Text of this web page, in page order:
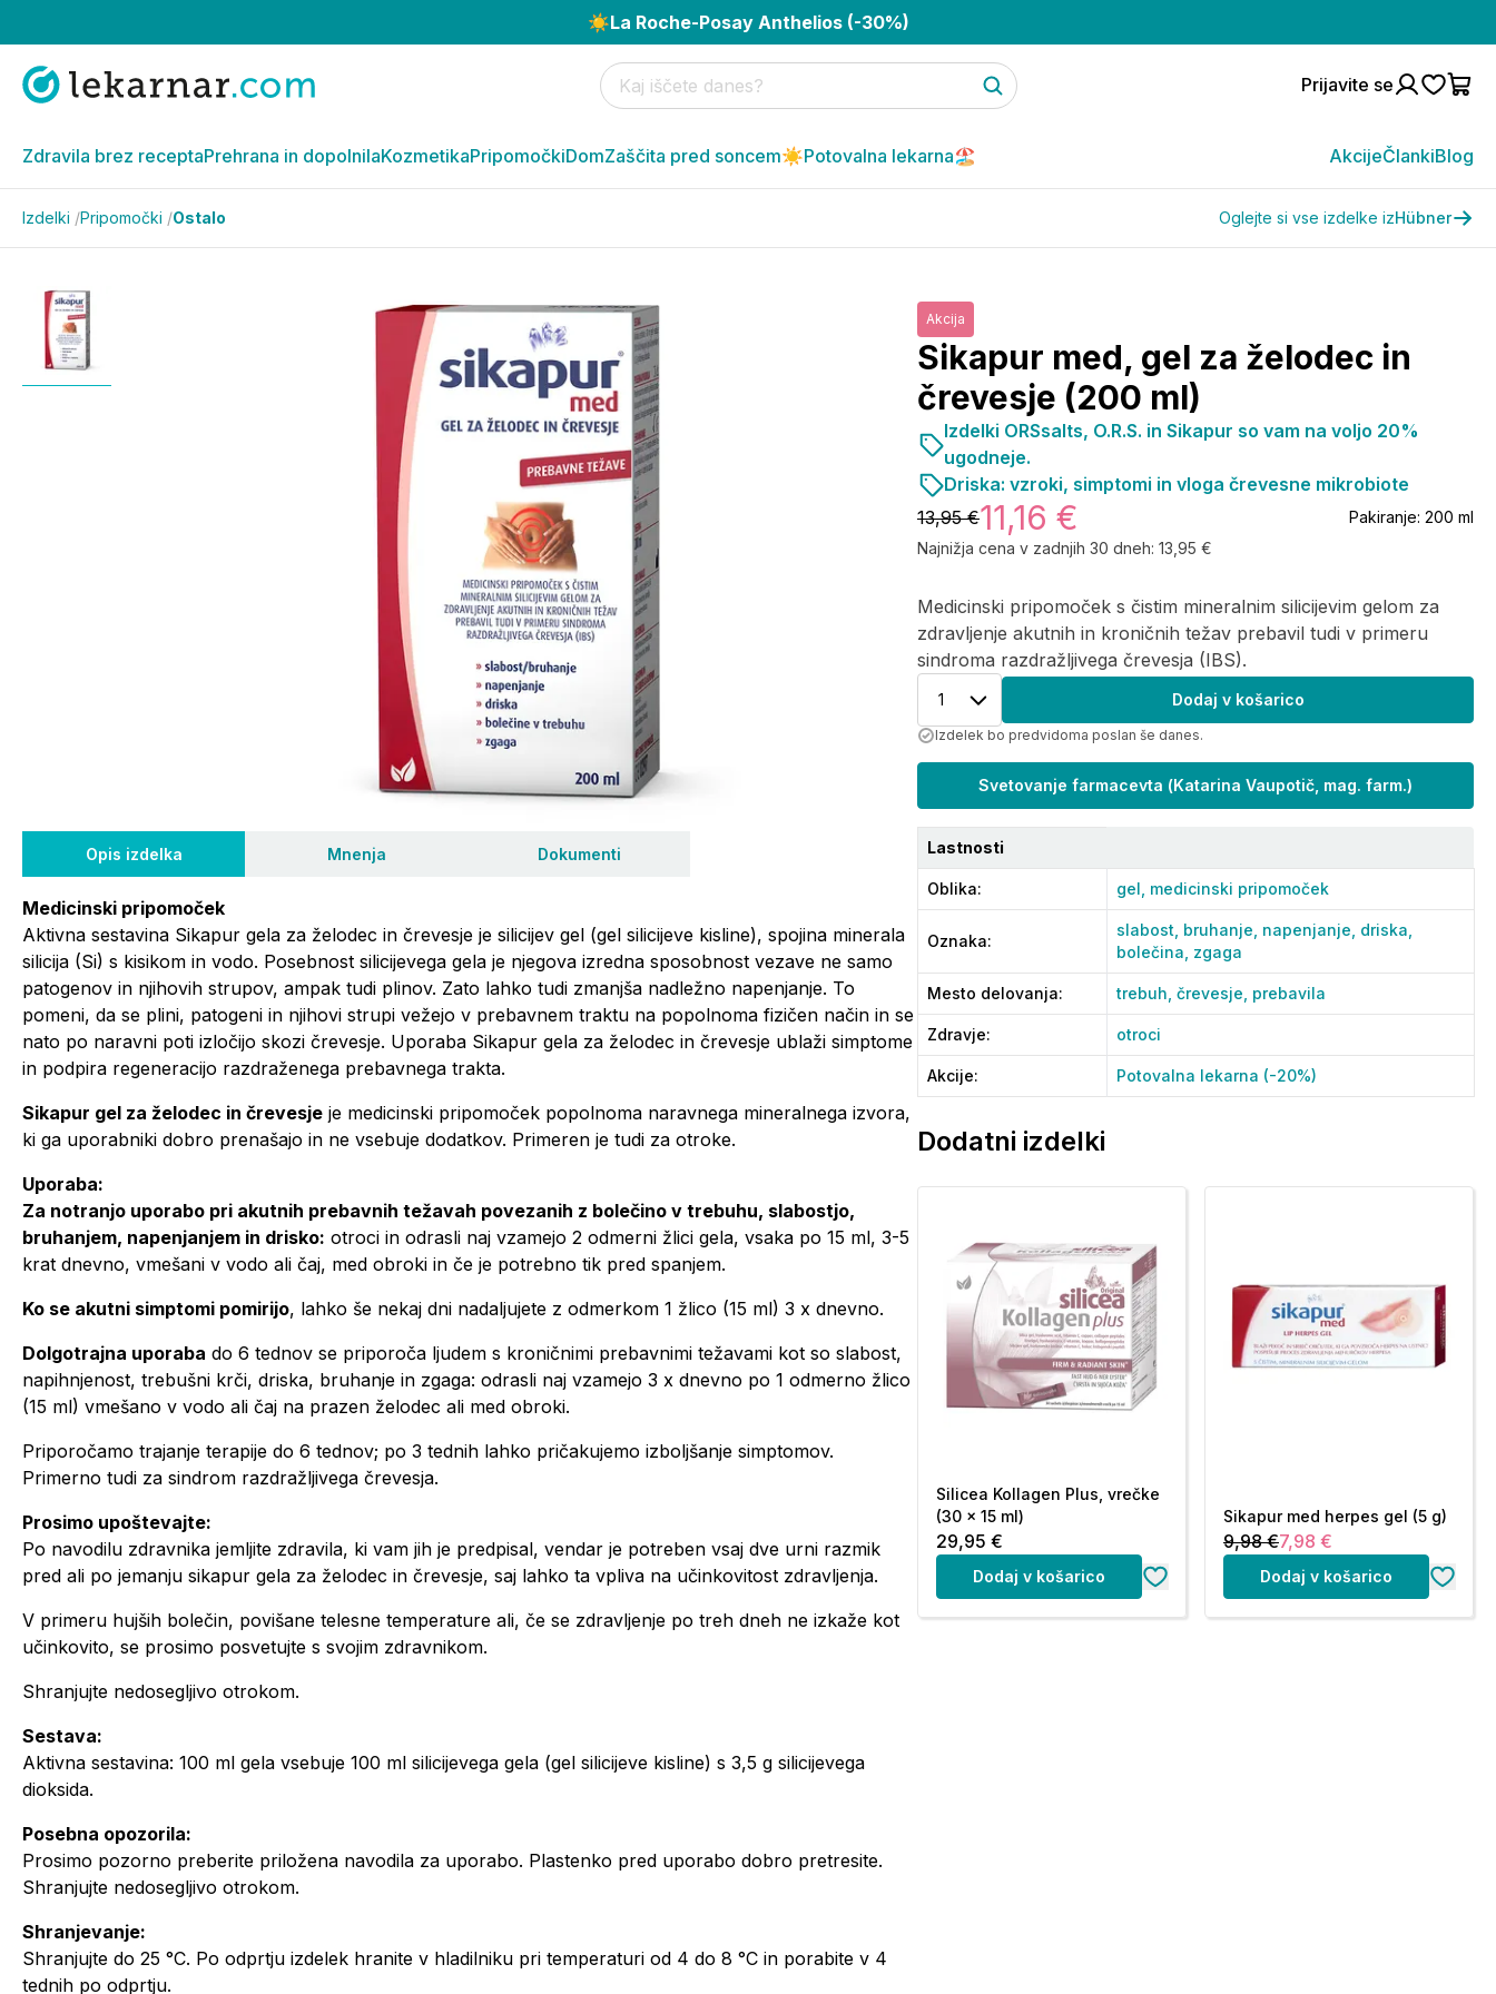
☀️La Roche-Posay Anthelios (-30%)
Prijavite se
Zdravila brez receptaPrehrana in dopolnilaKozmetikaPripomočkiDomZaščita pred soncem☀️Potovalna lekarna🏖️ AkcijeČlankiBlog
Izdelki /Pripomočki /Ostalo Oglejte si vse izdelke izHübner
Opis izdelka Mnenja Dokumenti
Medicinski pripomoček
Aktivna sestavina Sikapur gela za želodec in črevesje je silicijev gel (gel silicijeve kisline), spojina minerala
silicija (Si) s kisikom in vodo. Posebnost silicijevega gela je njegova izredna sposobnost vezave ne samo
patogenov in njihovih strupov, ampak tudi plinov. Zato lahko tudi zmanjša nadležno napenjanje. To
pomeni, da se plini, patogeni in njihovi strupi vežejo v prebavnem traktu na popolnoma fizičen način in se
nato po naravni poti izločijo skozi črevesje. Uporaba Sikapur gela za želodec in črevesje ublaži simptome
in podpira regeneracijo razdraženega prebavnega trakta.
Sikapur gel za želodec in črevesje je medicinski pripomoček popolnoma naravnega mineralnega izvora,
ki ga uporabniki dobro prenašajo in ne vsebuje dodatkov. Primeren je tudi za otroke.
Uporaba:
Za notranjo uporabo pri akutnih prebavnih težavah povezanih z bolečino v trebuhu, slabostjo,
bruhanjem, napenjanjem in drisko: otroci in odrasli naj vzamejo 2 odmerni žlici gela, vsaka po 15 ml, 3-5
krat dnevno, vmešani v vodo ali čaj, med obroki in če je potrebno tik pred spanjem.
Ko se akutni simptomi pomirijo, lahko še nekaj dni nadaljujete z odmerkom 1 žlico (15 ml) 3 x dnevno.
Dolgotrajna uporaba do 6 tednov se priporoča ljudem s kroničnimi prebavnimi težavami kot so slabost,
napihnjenost, trebušni krči, driska, bruhanje in zgaga: odrasli naj vzamejo 3 x dnevno po 1 odmerno žlico
(15 ml) vmešano v vodo ali čaj na prazen želodec ali med obroki.
Priporočamo trajanje terapije do 6 tednov; po 3 tednih lahko pričakujemo izboljšanje simptomov.
Primerno tudi za sindrom razdražljivega črevesja.
Prosimo upoštevajte:
Po navodilu zdravnika jemljite zdravila, ki vam jih je predpisal, vendar je potreben vsaj dve urni razmik
pred ali po jemanju sikapur gela za želodec in črevesje, saj lahko ta vpliva na učinkovitost zdravljenja.
V primeru hujših bolečin, povišane telesne temperature ali, če se zdravljenje po treh dneh ne izkaže kot
učinkovito, se prosimo posvetujte s svojim zdravnikom.
Shranjujte nedosegljivo otrokom.
Sestava:
Aktivna sestavina: 100 ml gela vsebuje 100 ml silicijevega gela (gel silicijeve kisline) s 3,5 g silicijevega
dioksida.
Posebna opozorila:
Prosimo pozorno preberite priložena navodila za uporabo. Plastenko pred uporabo dobro pretresite.
Shranjujte nedosegljivo otrokom.
Shranjevanje:
Shranjujte do 25 °C. Po odprtju izdelek hranite v hladilniku pri temperaturi od 4 do 8 °C in porabite v 4
tednih po odprtju.
Akcija
Sikapur med, gel za želodec in
črevesje (200 ml)
Medicinski pripomoček s čistim mineralnim silicijevim gelom za
zdravljenje akutnih in kroničnih težav prebavil tudi v primeru
sindroma razdražljivega črevesja (IBS).
13,95 €11,16 € Pakiranje: 200 ml
Najnižja cena v zadnjih 30 dneh: 13,95 €
Izdelki ORSsalts, O.R.S. in Sikapur so vam na voljo 20%
ugodneje.
Driska: vzroki, simptomi in vloga črevesne mikrobiote
1 Dodaj v košarico
Izdelek bo predvidoma poslan še danes.
Svetovanje farmacevta (Katarina Vaupotič, mag. farm.)
Lastnosti
Oblika: gel, medicinski pripomoček
Oznaka:
slabost, bruhanje, napenjanje, driska,
bolečina, zgaga
Mesto delovanja: trebuh, črevesje, prebavila
Zdravje: otroci
Akcije: Potovalna lekarna (-20%)
Dodatni izdelki
Silicea Kollagen Plus, vrečke
(30 x 15 ml)
29,95 €
Dodaj v košarico
Sikapur med herpes gel (5 g)
9,98 €7,98 €
Dodaj v košarico